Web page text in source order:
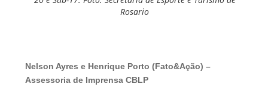
Rosario
Nelson Ayres e Henrique Porto (Fato&Ação) –
Assessoria de Imprensa CBLP